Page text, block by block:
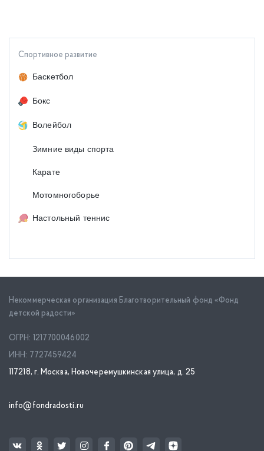
Спортивное развитие
Баскетбол
Бокс
Волейбол
Зимние виды спорта
Карате
Мотомногоборье
Настольный теннис
Некоммерческая организация Благотворительный фонд «Фонд
детской радости»
ОГРН: 1217700046002
ИНН: 7727459424
117218, г. Москва, Новочеремушкинская улица, д. 25
info@fondradosti.ru